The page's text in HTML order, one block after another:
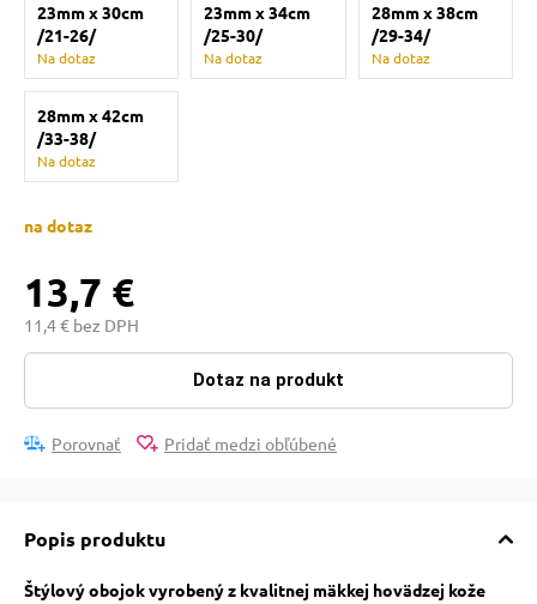
mačky
mačky
poukazy
23mm x 30cm
/21-26/
Na dotaz
23mm x 34cm
/25-30/
Na dotaz
28mm x 38cm
/29-34/
Na dotaz
28mm x 42cm
/33-38/
Na dotaz
na dotaz
13,7 €
11,4 € bez DPH
Dotaz na produkt
Porovnať Pridať medzi obľúbené
Popis produktu
Štýlový obojok vyrobený z kvalitnej mäkkej hovädzej kože